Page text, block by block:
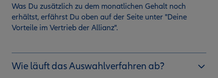
Was Du zusätzlich zu dem monatlichen Gehalt noch
erhältst, erfährst Du oben auf der Seite unter "Deine
Vorteile im Vertrieb der Allianz".
Wie läuft das Auswahlverfahren ab?